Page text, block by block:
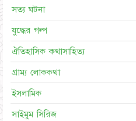
সত্য ঘটনা
যুদ্ধের গল্প
ঐতিহাসিক কথাসাহিত্য
গ্রাম্য লোককথা
ইসলামিক
সাইমুম সিরিজ